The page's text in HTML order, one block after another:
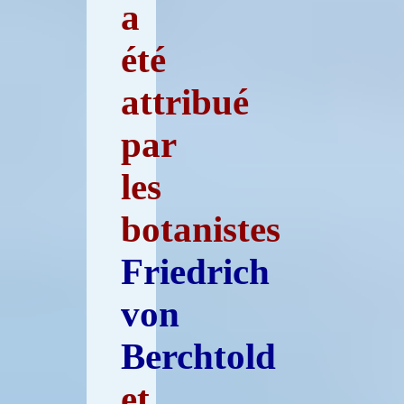
a
été
attribué
par
les
botanistes
Friedrich
von
Berchtold